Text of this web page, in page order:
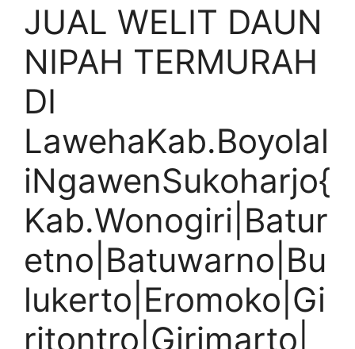
JUAL WELIT DAUN
NIPAH TERMURAH
DI
LawehaKab.Boyolal
iNgawenSukoharjo{
Kab.Wonogiri|Batur
etno|Batuwarno|Bu
lukerto|Eromoko|Gi
ritontro|Girimarto|